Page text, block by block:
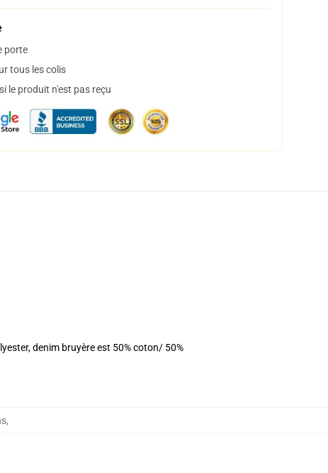
porte
tous les colis
le produit n'est pas reçu
denim bruyère est 50% coton/ 50%
,